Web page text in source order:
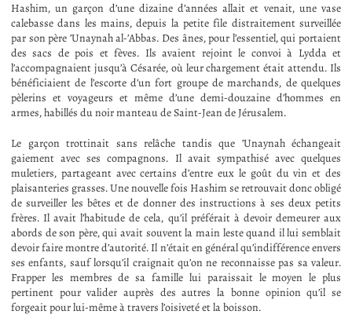
Hashim, un garçon d’une dizaine d’années allait et venait, une vase
calebasse dans les mains, depuis la petite file distraitement surveillée
par son père ’Unaynah al-’Abbas. Des ânes, pour l’essentiel, qui portaient
des sacs de pois et fèves. Ils avaient rejoint le convoi à Lydda et
l’accompagnaient jusqu’à Césarée, où leur chargement était attendu. Ils
bénéficiaient de l’escorte d’un fort groupe de marchands, de quelques
pèlerins et voyageurs et même d’une demi-douzaine d’hommes en
armes, habillés du noir manteau de Saint-Jean de Jérusalem.
Le garçon trottinait sans relâche tandis que ’Unaynah échangeait
gaiement avec ses compagnons. Il avait sympathisé avec quelques
muletiers, partageant avec certains d’entre eux le goût du vin et des
plaisanteries grasses. Une nouvelle fois Hashim se retrouvait donc obligé
de surveiller les bêtes et de donner des instructions à ses deux petits
frères. Il avait l’habitude de cela, qu’il préférait à devoir demeurer aux
abords de son père, qui avait souvent la main leste quand il lui semblait
devoir faire montre d’autorité. Il n’était en général qu’indifférence envers
ses enfants, sauf lorsqu’il craignait qu’on ne reconnaisse pas sa valeur.
Frapper les membres de sa famille lui paraissait le moyen le plus
pertinent pour valider auprès des autres la bonne opinion qu’il se
forgeait pour lui-même à travers l’oisiveté et la boisson.